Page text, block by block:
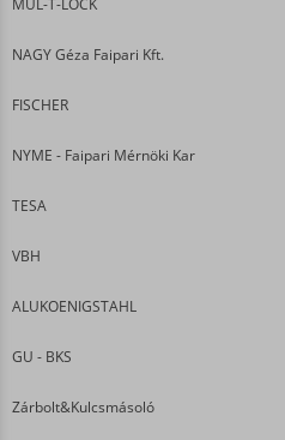
MUL-T-LOCK
NAGY Géza Faipari Kft.
FISCHER
NYME - Faipari Mérnöki Kar
TESA
VBH
ALUKOENIGSTAHL
GU - BKS
Zárbolt&Kulcsmásoló